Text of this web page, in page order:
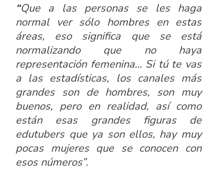
“Que a las personas se les haga
normal ver sólo hombres en estas
áreas, eso significa que se está
normalizando que no haya
representación femenina… Si tú te vas
a las estadísticas, los canales más
grandes son de hombres, son muy
buenos, pero en realidad, así como
están esas grandes figuras de
edutubers que ya son ellos, hay muy
pocas mujeres que se conocen con
esos números”.